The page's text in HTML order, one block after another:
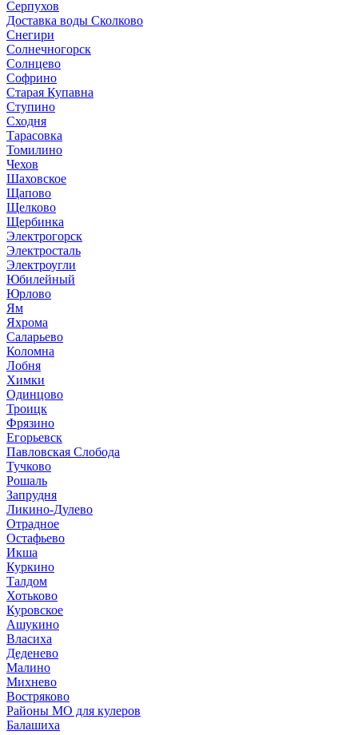
Серпухов
Доставка воды Сколково
Снегири
Солнечногорск
Солнцево
Софрино
Старая Купавна
Ступино
Сходня
Тарасовка
Томилино
Чехов
Шаховское
Щапово
Щелково
Щербинка
Электрогорск
Электросталь
Электроугли
Юбилейный
Юрлово
Ям
Яхрома
Саларьево
Коломна
Лобня
Химки
Одинцово
Троицк
Фрязино
Егорьевск
Павловская Слобода
Тучково
Рошаль
Запрудня
Ликино-Дулево
Отрадное
Остафьево
Икша
Куркино
Талдом
Хотьково
Куровское
Ашукино
Власиха
Деденево
Малино
Михнево
Востряково
Районы МО для кулеров
Балашиха